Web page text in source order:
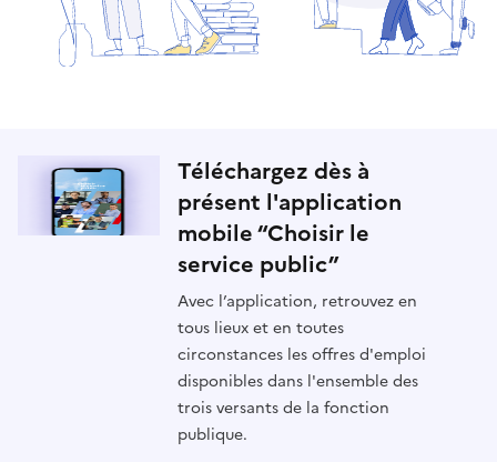
Téléchargez dès à
présent l'application
mobile “Choisir le
service public”
Avec l’application, retrouvez en
tous lieux et en toutes
circonstances les offres d'emploi
disponibles dans l'ensemble des
trois versants de la fonction
publique.